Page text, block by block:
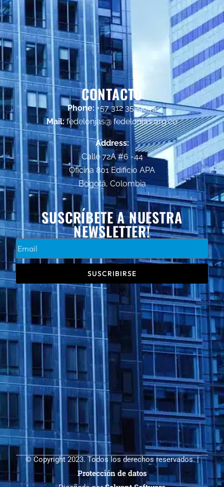
CONTACTO
Phone: +57 312 3529045
Mail:fedelonjas@ fedelonjas.org.co
Address:
Calle 72A #6 -44
Oficina 801 Edificio APA
Bogotá, Colombia
SUSCRÍBETE A NUESTRA
NEWSLETTER!
SUSCRIBIRSE
© Copyright 2023. Todos los derechos reservados. |
Protección de datos